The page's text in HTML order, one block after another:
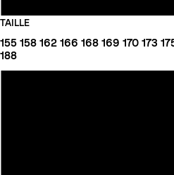
TAILLE
155 158 162 166 168 169 170 173
188